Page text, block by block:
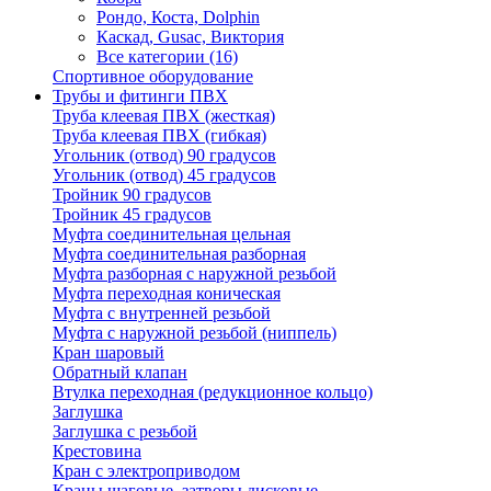
Рондо, Коста, Dolphin
Каскад, Gusac, Виктория
Все категории (16)
Спортивное оборудование
Трубы и фитинги ПВХ
Труба клеевая ПВХ (жесткая)
Труба клеевая ПВХ (гибкая)
Угольник (отвод) 90 градусов
Угольник (отвод) 45 градусов
Тройник 90 градусов
Тройник 45 градусов
Муфта соединительная цельная
Муфта соединительная разборная
Муфта разборная с наружной резьбой
Муфта переходная коническая
Муфта с внутренней резьбой
Муфта с наружной резьбой (ниппель)
Кран шаровый
Обратный клапан
Втулка переходная (редукционное кольцо)
Заглушка
Заглушка с резьбой
Крестовина
Кран с электроприводом